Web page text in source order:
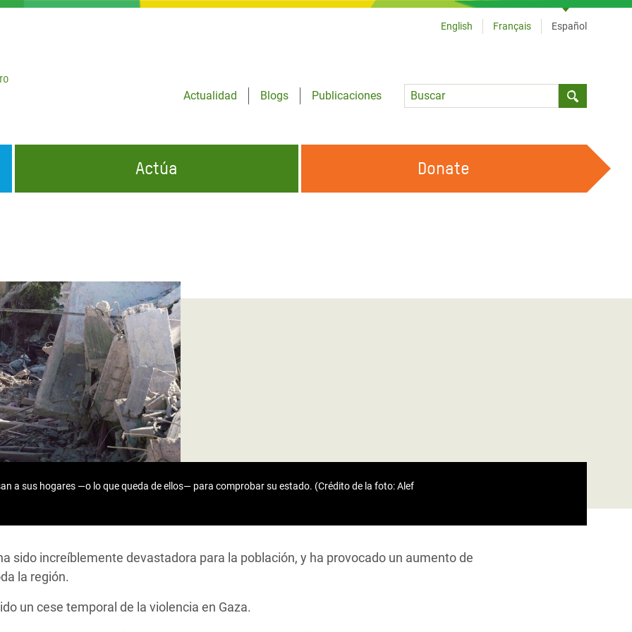
Actualidad
Blogs
Publicaciones
Language
English Français Español
por la Crisis en
Climática y Alimentaria
Oriental
Personas Refugiadas
del Sur
Refugiados Rohinyá
Actúa Donate
a sus hogares —o lo que queda de ellos— para comprobar su estado. (Crédito de la foto: Alef
sido increíblemente devastadora para la población, y ha provocado un aumento de
la región.
un cese temporal de la violencia en Gaza.